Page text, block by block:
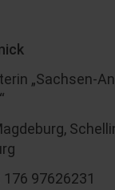
„Sachsen-
97626231